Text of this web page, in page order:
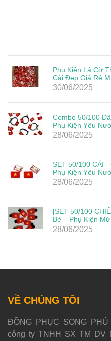
Phụ Kiện Lá Cờ
Cài Đẹp Giá Rẻ
30/06/2025
Combo 50/100
Phụ Kiện Yêu
Khánh 2/9
28/06/2025
SET 50/100 CÁI
Phụ Kiện Yêu
28/06/2025
[SET 50/100
Bé – Phụ Kiện
28/06/2025
VỀ CHÚNG TÔI
ĐỒNG PHỤC SONG
công ty TNHH SX TM DV